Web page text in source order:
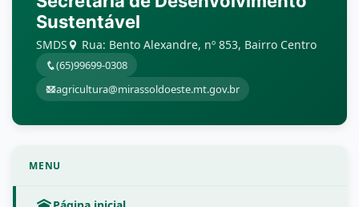
Sustentável
SMDS Rua: Bento Alexandre, nº 853, Bairro Centro
(65)99699-0308
agricultura@mirassoldoeste.mt.gov.br
MENU